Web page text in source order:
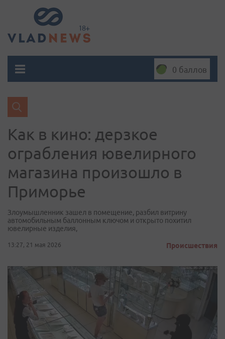
0 баллов
Как в кино: дерзкое
ограбления ювелирного
магазина произошло в
Приморье
Злоумышленник зашел в помещение, разбил витрину
автомобильным баллонным ключом и открыто похитил
ювелирные изделия,
13:27, 21 мая 2026 Происшествия